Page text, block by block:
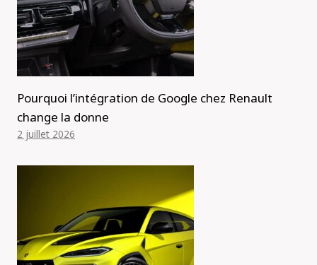
Pourquoi l’intégration de Google chez Renault
change la donne
2 juillet 2026